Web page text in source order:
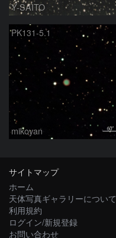
Y-SAITO
PK131-5.1
mikoyan
サイトマップ
ホーム
天体写真ギャラリーについて
利用規約
ログイン/新規登録
お問い合わせ